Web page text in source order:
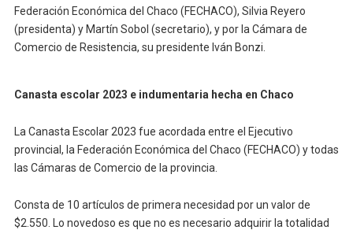
Federación Económica del Chaco (FECHACO), Silvia Reyero
(presidenta) y Martín Sobol (secretario), y por la Cámara de
Comercio de Resistencia, su presidente Iván Bonzi.
Canasta escolar 2023 e indumentaria hecha en Chaco
La Canasta Escolar 2023 fue acordada entre el Ejecutivo
provincial, la Federación Económica del Chaco (FECHACO) y todas
las Cámaras de Comercio de la provincia.
Consta de 10 artículos de primera necesidad por un valor de
$2.550. Lo novedoso es que no es necesario adquirir la totalidad